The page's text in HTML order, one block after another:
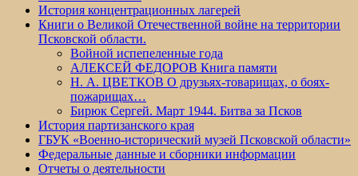
История концентрационных лагерей
Книги о Великой Отечественной войне на территории
Псковской области.
Войной испепеленные года
АЛЕКСЕЙ ФЕДОРОВ Книга памяти
Н. А. ЦВЕТКОВ О друзьях-товарищах, о боях-
пожарищах…
Бирюк Сергей. Март 1944. Битва за Псков
История партизанского края
ГБУК «Военно-исторический музей Псковской области»
Федеральные данные и сборники информации
Отчеты о деятельности